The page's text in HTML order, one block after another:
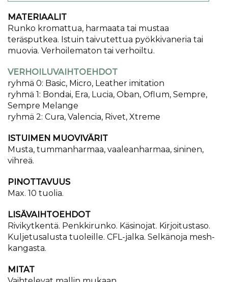
MATERIAALIT
Runko kromattua, harmaata tai mustaa
teräsputkea. Istuin taivutettua pyökkivaneria tai
muovia. Verhoilematon tai verhoiltu.
VERHOILUVAIHTOEHDOT
ryhmä 0: Basic, Micro, Leather imitation
ryhmä 1: Bondai, Era, Lucia, Oban, Oflum, Sempre,
Sempre Melange
ryhmä 2: Cura, Valencia, Rivet, Xtreme
ISTUIMEN MUOVIVÄRIT
Musta, tummanharmaa, vaaleanharmaa, sininen,
vihreä.
PINOTTAVUUS
Max. 10 tuolia.
LISÄVAIHTOEHDOT
Rivikytkentä. Penkkirunko. Käsinojat. Kirjoitustaso.
Kuljetusalusta tuoleille. CFL-jalka. Selkänoja mesh-
kangasta.
MITAT